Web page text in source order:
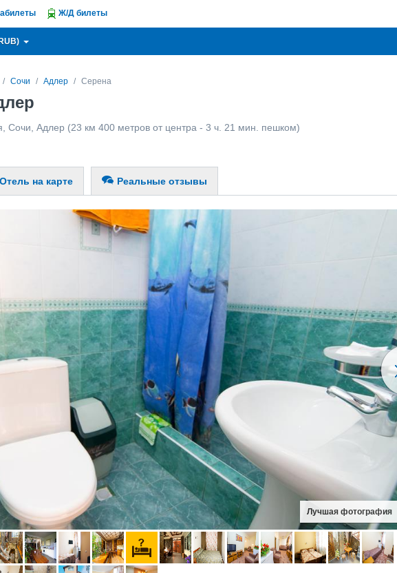
Ж/Д билеты
Сочи Адлер Серена
Сочи Адлер (23 км 400 метров от центра - 3 ч. 21 мин. пешком)
Отель на карте Реальные отзывы
Лучшая фотография